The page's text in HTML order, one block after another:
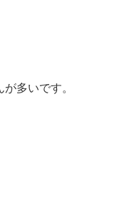
多いです。